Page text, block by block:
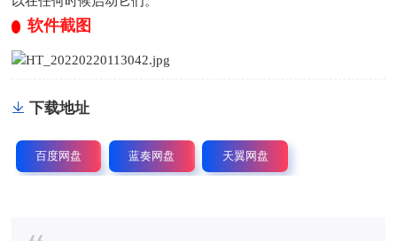
软件截图
下载地址
百度网盘 蓝奏网盘 天翼网盘